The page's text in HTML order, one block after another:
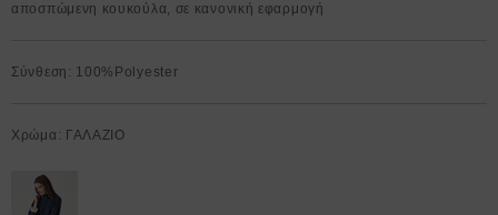
αποσπώμενη κουκούλα, σε κανονική εφαρμογή
Σύνθεση: 100%Polyester
Χρώμα: ΓΑΛΑΖΙΟ